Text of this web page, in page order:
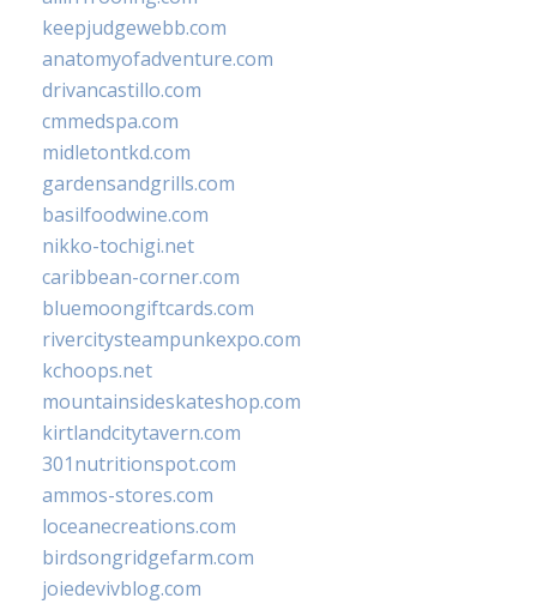
keepjudgewebb.com
anatomyofadventure.com
drivancastillo.com
cmmedspa.com
midletontkd.com
gardensandgrills.com
basilfoodwine.com
nikko-tochigi.net
caribbean-corner.com
bluemoongiftcards.com
rivercitysteampunkexpo.com
kchoops.net
mountainsideskateshop.com
kirtlandcitytavern.com
301nutritionspot.com
ammos-stores.com
loceanecreations.com
birdsongridgefarm.com
joiedevivblog.com